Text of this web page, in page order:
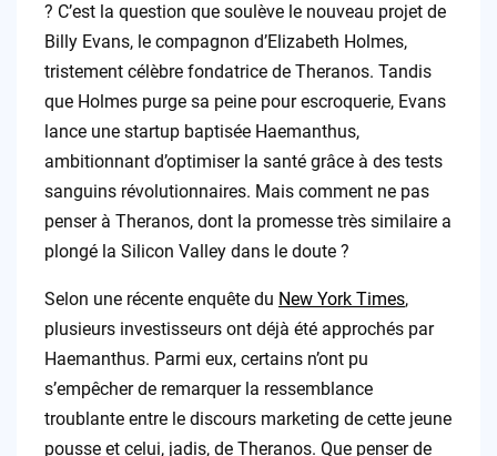
? C’est la question que soulève le nouveau projet de
Billy Evans, le compagnon d’Elizabeth Holmes,
tristement célèbre fondatrice de Theranos. Tandis
que Holmes purge sa peine pour escroquerie, Evans
lance une startup baptisée Haemanthus,
ambitionnant d’optimiser la santé grâce à des tests
sanguins révolutionnaires. Mais comment ne pas
penser à Theranos, dont la promesse très similaire a
plongé la Silicon Valley dans le doute ?
Selon une récente enquête du New York Times,
plusieurs investisseurs ont déjà été approchés par
Haemanthus. Parmi eux, certains n’ont pu
s’empêcher de remarquer la ressemblance
troublante entre le discours marketing de cette jeune
pousse et celui, jadis, de Theranos. Que penser de